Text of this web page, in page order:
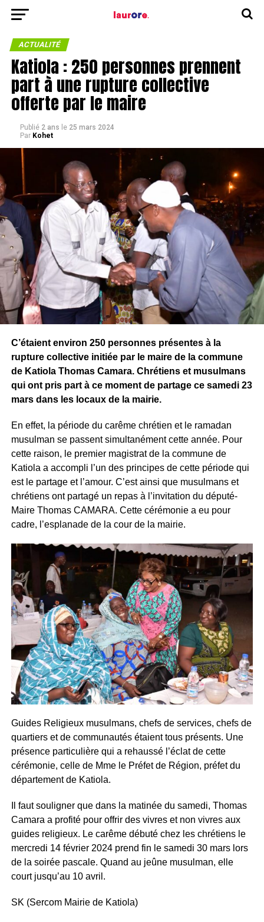
ACTUALITÉ
Katiola : 250 personnes prennent
part à une rupture collective
offerte par le maire
Publié 2 ans le 25 mars 2024
Par Kohet
C’étaient environ 250 personnes présentes à la
rupture collective initiée par le maire de la commune
de Katiola Thomas Camara. Chrétiens et musulmans
qui ont pris part à ce moment de partage ce samedi 23
mars dans les locaux de la mairie.
En effet, la période du carême chrétien et le ramadan
musulman se passent simultanément cette année. Pour
cette raison, le premier magistrat de la commune de
Katiola a accompli l’un des principes de cette période qui
est le partage et l’amour. C’est ainsi que musulmans et
chrétiens ont partagé un repas à l’invitation du député-
Maire Thomas CAMARA. Cette cérémonie a eu pour
cadre, l’esplanade de la cour de la mairie.
Guides Religieux musulmans, chefs de services, chefs de
quartiers et de communautés étaient tous présents. Une
présence particulière qui a rehaussé l’éclat de cette
cérémonie, celle de Mme le Préfet de Région, préfet du
département de Katiola.
Il faut souligner que dans la matinée du samedi, Thomas
Camara a profité pour offrir des vivres et non vivres aux
guides religieux. Le carême débuté chez les chrétiens le
mercredi 14 février 2024 prend fin le samedi 30 mars lors
de la soirée pascale. Quand au jeûne musulman, elle
court jusqu’au 10 avril.
SK (Sercom Mairie de Katiola)